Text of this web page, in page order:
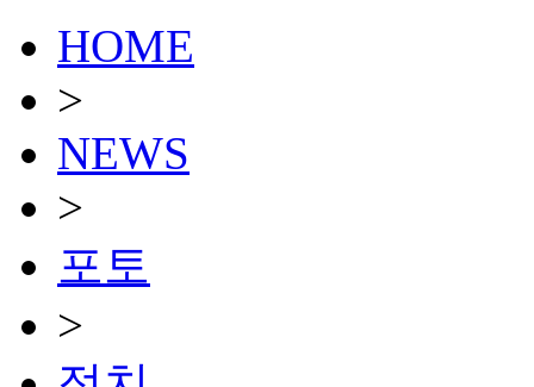
HOME
>
NEWS
>
포토
>